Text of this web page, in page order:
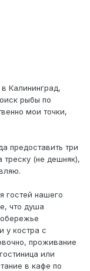
Калининград,
рыбы по
мои точки,
предоставить три
треску (не дешняк),
гостей нашего
что душа
у костра с
проживание
или
в кафе по